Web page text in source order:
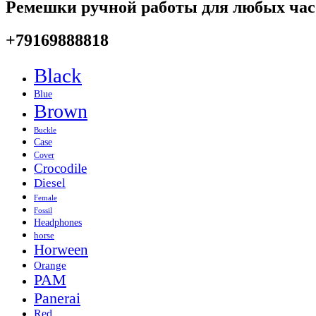
Ремешки ручной работы для любых
+79169888818
Black
Blue
Brown
Buckle
Case
Cover
Crocodile
Diesel
Female
Fossil
Headphones
horse
Horween
Orange
PAM
Panerai
Red